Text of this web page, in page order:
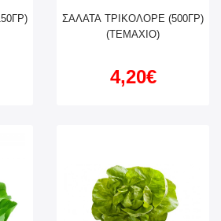
ΣΑΛΑΤΑ ΤΡΙΚΟΛΟΡΕ (500ΓΡ)
(TEMAXIO)
4,20€